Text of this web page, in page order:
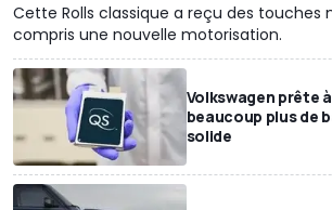
Cette Rolls classique a reçu des touches
compris une nouvelle motorisation.
Volkswagen prête
beaucoup plus de
solide